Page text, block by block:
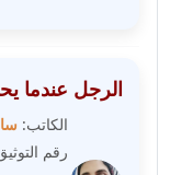
مدونة
عاملة
الرجل عندما
الكاتب:
رقم